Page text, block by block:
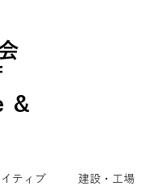
&
ティブ 建設・工場